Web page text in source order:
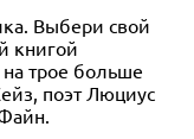
Выбери свой
книгой
трое больше
поэт Люциус